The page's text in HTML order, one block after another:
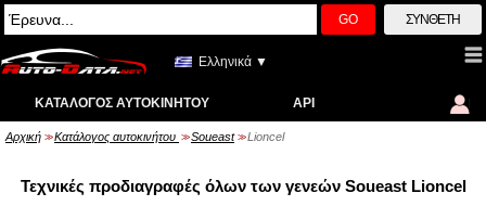
GO ΣΎΝΘΕΤΗ
Ελληνικά ▼
ΚΑΤΆΛΟΓΟΣ ΑΥΤΟΚΙΝΉΤΟΥ API
Αρχική >> Κατάλογος αυτοκινήτου >> Soueast >> Lioncel
Τεχνικές προδιαγραφές όλων των γενεών Soueast Lioncel